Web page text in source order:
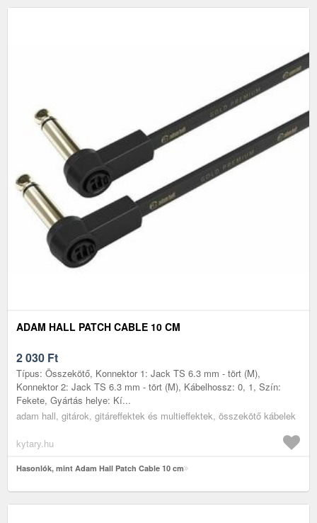
ADAM HALL PATCH CABLE 10 CM
2 030 Ft
Típus: Összekötő, Konnektor 1: Jack TS 6.3 mm - tört (M),
Konnektor 2: Jack TS 6.3 mm - tört (M), Kábelhossz: 0, 1, Szín:
Fekete, Gyártás helye: Kí...
adam hall, gitárok, gitáreffektek és multieffektek, összekötő kábelek
kytary.hu
Hasonlók, mint Adam Hall Patch Cable 10 cm